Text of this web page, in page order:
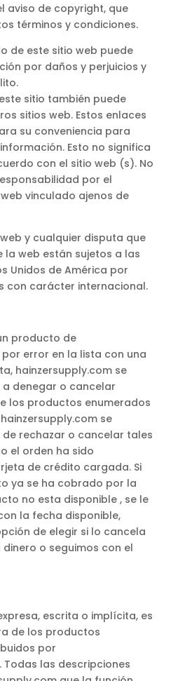
aviso de copyright, que
términos y condiciones.
de este sitio web puede
por daños y perjuicios y
sitio también puede
sitios web. Estos enlaces
su conveniencia para
Esto no significa
con el sitio web (s). No
por el
vinculado ajenos de
y cualquier disputa que
la web están sujetos a las
Unidos de América por
con carácter internacional.
producto de
error en la lista con una
hainzersupply.com se
denegar o cancelar
los productos enumerados
se
rechazar o cancelar tales
el orden ha sido
de crédito cargada. Si
ya se ha cobrado por la
no esta disponible , se le
la fecha disponible,
de elegir si lo cancela
o seguimos con el
escrita o implícita, es
de los productos
por
Todas las descripciones